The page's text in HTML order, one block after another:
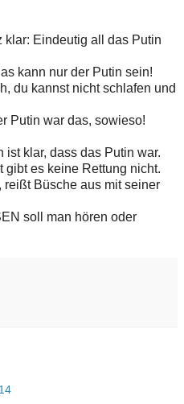
klar: Eindeutig all das Putin
kann nur der Putin sein!
du kannst nicht schlafen und
Putin war das, sowieso!
ist klar, dass das Putin war.
es keine Rettung nicht.
reißt Büsche aus mit seiner
soll man hören oder